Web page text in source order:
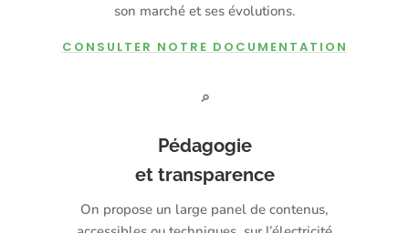
son marché et ses évolutions.
CONSULTER NOTRE DOCUMENTATION
🔎
Pédagogie
et transparence
On propose un large panel de contenus,